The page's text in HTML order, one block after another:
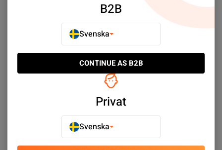
B2B
Svenska
CONTINUE AS B2B
Privat
Svenska